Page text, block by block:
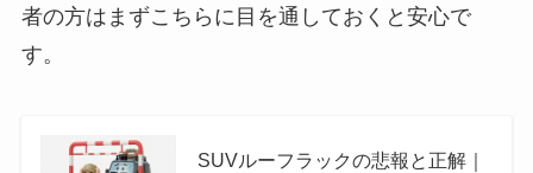
者の方はまずこちらに目を通しておくと安心で
す。
SUVルーフラックの悲報と正解｜